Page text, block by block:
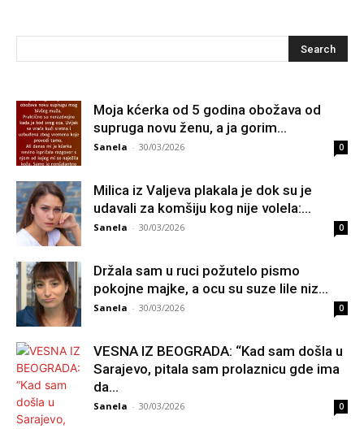
Moja kćerka od 5 godina obožava od
supruga novu ženu, a ja gorim…
Sanela - 30/03/2026 0
Milica iz Valjeva plakala je dok su je
udavali za komšiju kog nije volela:...
Sanela - 30/03/2026 0
Držala sam u ruci požutelo pismo
pokojne majke, a ocu su suze lile niz...
Sanela - 30/03/2026 0
VESNA IZ BEOGRADA: “Kad sam došla u
Sarajevo, pitala sam prolaznicu gde ima
da...
Sanela - 30/03/2026 0